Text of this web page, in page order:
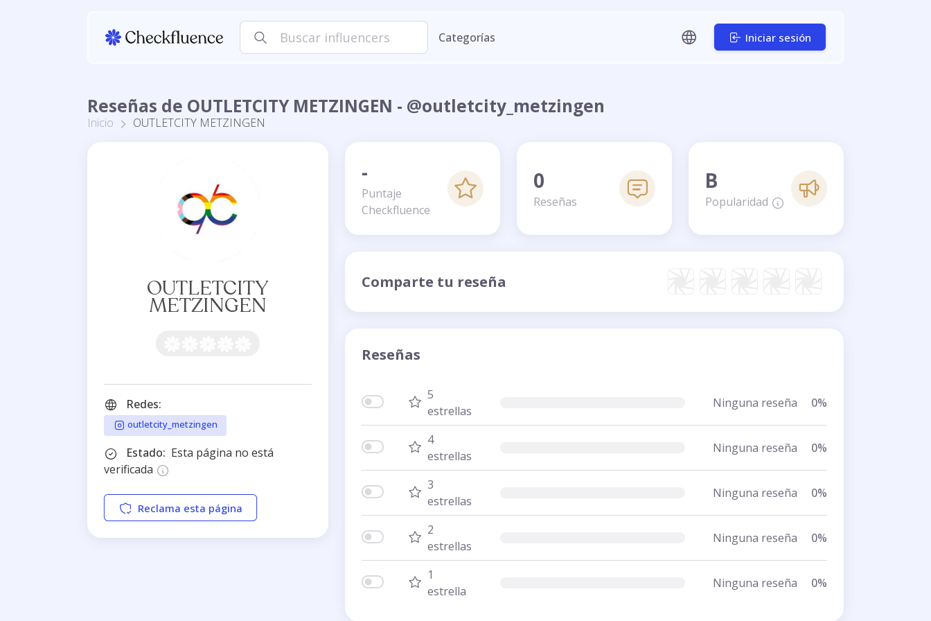
Categorías Iniciar sesión
Reseñas de OUTLETCITY METZINGEN - @outletcity_metzingen
Inicio OUTLETCITY METZINGEN
OUTLETCITY
METZINGEN
Redes:
outletcity_metzingen
Estado: Esta página no está
verificada
Reclama esta página
-
Puntaje
Checkfluence
0
Reseñas
B
Popularidad
Comparte tu reseña
Reseñas
5
estrellas
Ninguna reseña 0%
4
estrellas
Ninguna reseña 0%
3
estrellas
Ninguna reseña 0%
2
estrellas
Ninguna reseña 0%
1
estrella
Ninguna reseña 0%